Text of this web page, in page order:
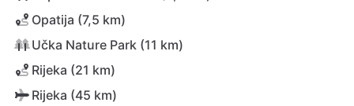
Opatija (7,5 km)
Učka Nature Park (11 km)
Rijeka (21 km)
Rijeka (45 km)